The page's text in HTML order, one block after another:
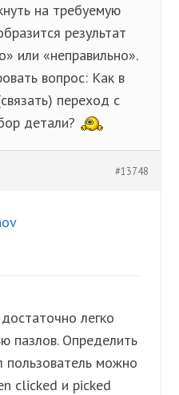
на требуемую
результат
или «неправильно».
вопрос: Как в
переход с
детали?
#13748
легко
пазлов. Определить
пользователь можно
clicked и picked